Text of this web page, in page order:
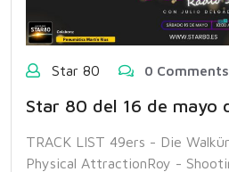
Star 80 0 Comments
Star 80 del 16 de mayo
TRACK LIST 49ers - Die
Physical AttractionRoy -